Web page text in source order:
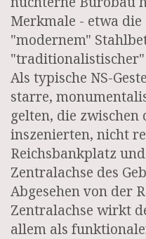
Merkmale - etwa
"modernem"
Als typische NS-
starre,
gelten, die
inszenierten, nicht
Reichsbankplatz
Zentralachse des
Abgesehen von der
Zentralachse wirkt
allem als